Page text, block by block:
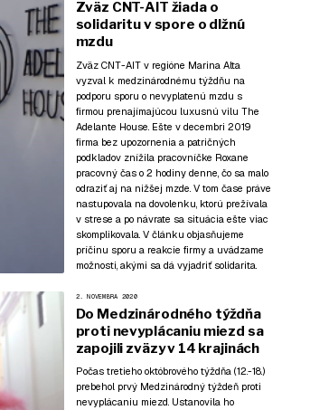
Zväz CNT-AIT žiada o
solidaritu v spore o dlžnú
mzdu
Zväz CNT-AIT v regióne Marina Alta
vyzval k medzinárodnému týždňu na
podporu sporu o nevyplatenú mzdu s
firmou prenajímajúcou luxusnú vilu The
Adelante House. Ešte v decembri 2019
firma bez upozornenia a patričných
podkladov znížila pracovníčke Roxane
pracovný čas o 2 hodiny denne, čo sa malo
odraziť aj na nižšej mzde. V tom čase práve
nastupovala na dovolenku, ktorú prežívala
v strese a po návrate sa situácia ešte viac
skomplikovala. V článku objasňujeme
príčinu sporu a reakcie firmy a uvádzame
možnosti, akými sa dá vyjadriť solidarita.
2. NOVEMBRA 2020
Do Medzinárodného týždňa
proti nevyplácaniu miezd sa
zapojili zväzy v 14 krajinách
Počas tretieho októbrového týždňa (12.-18.)
prebehol prvý Medzinárodný týždeň proti
nevyplácaniu miezd. Ustanovila ho